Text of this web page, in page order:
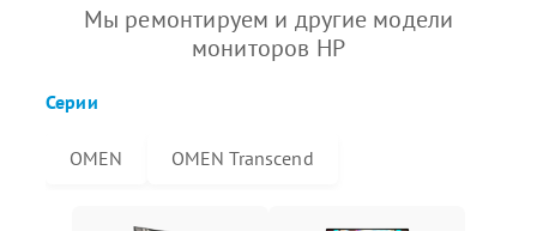
Мы ремонтируем и другие модели
мониторов HP
Серии
OMEN OMEN Transcend